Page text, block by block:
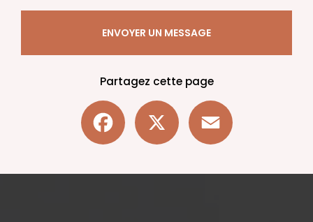
ENVOYER UN MESSAGE
Partagez cette page
Facebook